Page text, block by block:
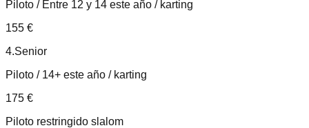
Piloto / Entre 12 y 14 este año / karting
155 €
4.Senior
Piloto / 14+ este año / karting
175 €
Piloto restringido slalom